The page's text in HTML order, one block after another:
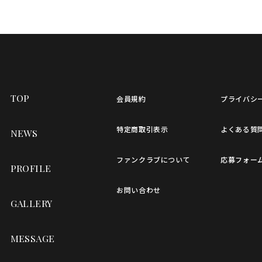
TOP
NEWS
PROFILE
GALLERY
MESSAGE
会員規約 プライバシ
特定商取引表示 よくある質
ファンクラブについて 応募フォー
お問い合わせ